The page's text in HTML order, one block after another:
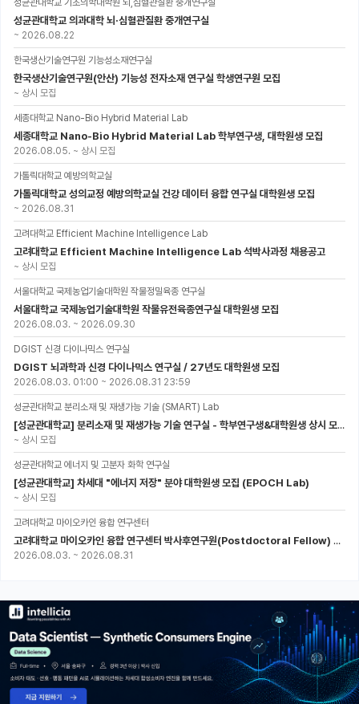
성균관대학교 기초의학대학원 뇌,심혈관질환 중개연구실
성균관대학교 의과대학 뇌·심혈관질환 중개연구실
~ 2026.08.22
한국생산기술연구원 기능성소재연구실
한국생산기술연구원(안산) 기능성 전자소재 연구실 학생연구원 모집
~ 상시 모집
세종대학교 Nano-Bio Hybrid Material Lab
세종대학교 Nano-Bio Hybrid Material Lab 학부연구생, 대학원생 모집
2026.08.05. ~ 상시 모집
가톨릭대학교 예방의학교실
가톨릭대학교 성의교정 예방의학교실 건강 데이터 융합 연구실 대학원생 모집
~ 2026.08.31
고려대학교 Efficient Machine Intelligence Lab
고려대학교 Efficient Machine Intelligence Lab 석박사과정 채용공고
~ 상시 모집
서울대학교 국제농업기술대학원 작물정밀육종 연구실
서울대학교 국제농업기술대학원 작물유전육종연구실 대학원생 모집
2026.08.03. ~ 2026.09.30
DGIST 신경 다이나믹스 연구실
DGIST 뇌과학과 신경 다이나믹스 연구실 / 27년도 대학원생 모집
2026.08.03. 01:00 ~ 2026.08.31 23:59
성균관대학교 분리소재 및 재생가능 기술 (SMART) Lab
[성균관대학교] 분리소재 및 재생가능 기술 연구실 - 학부연구생&대학원생 상시 모집 (미래에너지공학과)
~ 상시 모집
성균관대학교 에너지 및 고분자 화학 연구실
[성균관대학교] 차세대 "에너지 저장" 분야 대학원생 모집 (EPOCH Lab)
~ 상시 모집
고려대학교 마이오카인 융합 연구센터
고려대학교 마이오카인 융합 연구센터 박사후연구원(Postdoctoral Fellow) 모집
2026.08.03. ~ 2026.08.31